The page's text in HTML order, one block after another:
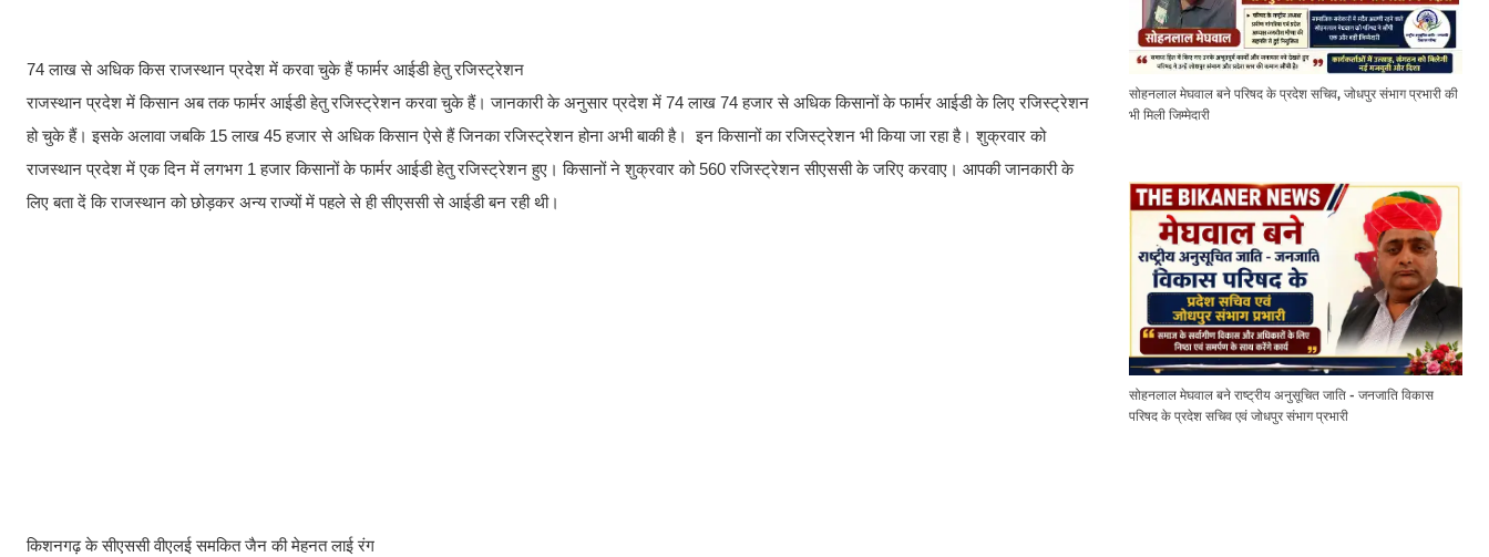
74 लाख से अधिक किस राजस्थान प्रदेश में करवा चुके हैं फार्मर आईडी हेतु रजिस्ट्रेशन
राजस्थान प्रदेश में किसान अब तक फार्मर आईडी हेतु रजिस्ट्रेशन करवा चुके हैं। जानकारी के अनुसार प्रदेश में 74 लाख 74 हजार से अधिक किसानों के फार्मर आईडी के लिए रजिस्ट्रेशन
हो चुके हैं। इसके अलावा जबकि 15 लाख 45 हजार से अधिक किसान ऐसे हैं जिनका रजिस्ट्रेशन होना अभी बाकी है। इन किसानों का रजिस्ट्रेशन भी किया जा रहा है। शुक्रवार को
राजस्थान प्रदेश में एक दिन में लगभग 1 हजार किसानों के फार्मर आईडी हेतु रजिस्ट्रेशन हुए। किसानों ने शुक्रवार को 560 रजिस्ट्रेशन सीएससी के जरिए करवाए। आपकी जानकारी के
लिए बता दें कि राजस्थान को छोड़कर अन्य राज्यों में पहले से ही सीएससी से आईडी बन रही थी।
किशनगढ़ के सीएससी वीएलई समकित जैन की मेहनत लाई रंग
सोहनलाल मेघवाल बने परिषद के प्रदेश सचिव, जोधपुर संभाग प्रभारी की
भी मिली जिम्मेदारी
सोहनलाल मेघवाल बने राष्ट्रीय अनुसूचित जाति - जनजाति विकास
परिषद के प्रदेश सचिव एवं जोधपुर संभाग प्रभारी